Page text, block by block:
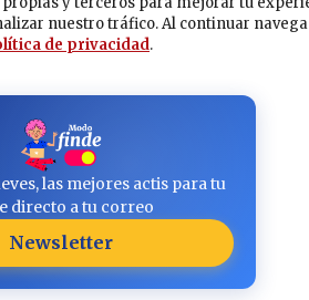
las mejores actis para tu
directo a tu correo
Newsletter